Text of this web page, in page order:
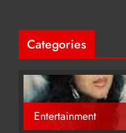
Categories
Entertainment